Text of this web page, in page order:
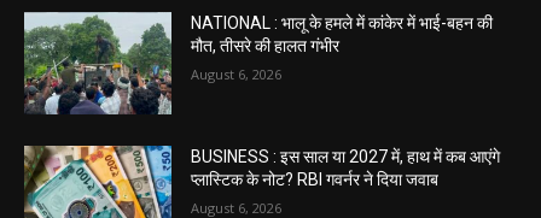
NATIONAL : भालू के हमले में कांकेर में भाई-बहन की
मौत, तीसरे की हालत गंभीर
August 6, 2026
BUSINESS : इस साल या 2027 में, हाथ में कब आएंगे
प्लास्टिक के नोट? RBI गवर्नर ने दिया जवाब
August 6, 2026